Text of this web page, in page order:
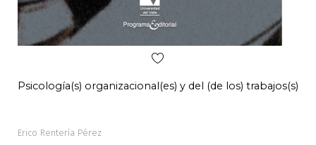
Psicología(s) organizacional(es) y del (de los) trabajos(s)
Erico Rentería Pérez